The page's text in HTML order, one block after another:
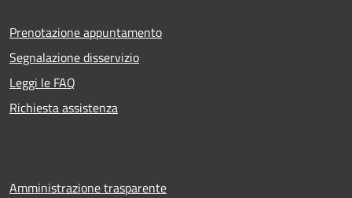
Prenotazione appuntamento
Segnalazione disservizio
Leggi le FAQ
Richiesta assistenza
Amministrazione trasparente